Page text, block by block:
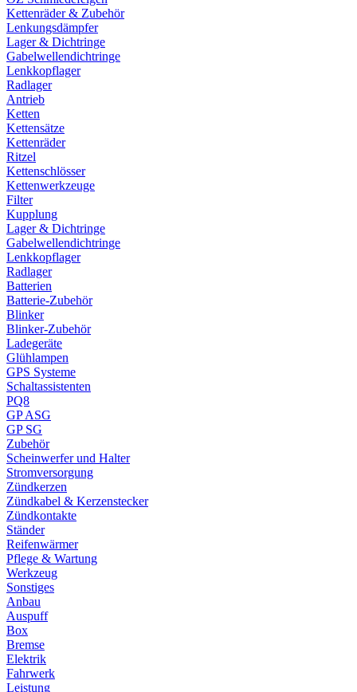
Kettenräder & Zubehör
Lenkungsdämpfer
Lager & Dichtringe
Gabelwellendichtringe
Lenkkopflager
Radlager
Antrieb
Ketten
Kettensätze
Kettenräder
Ritzel
Kettenschlösser
Kettenwerkzeuge
Filter
Kupplung
Lager & Dichtringe
Gabelwellendichtringe
Lenkkopflager
Radlager
Batterien
Batterie-Zubehör
Blinker
Blinker-Zubehör
Ladegeräte
Glühlampen
GPS Systeme
Schaltassistenten
PQ8
GP ASG
GP SG
Zubehör
Scheinwerfer und Halter
Stromversorgung
Zündkerzen
Zündkabel & Kerzenstecker
Zündkontakte
Ständer
Reifenwärmer
Pflege & Wartung
Werkzeug
Sonstiges
Anbau
Auspuff
Box
Bremse
Elektrik
Fahrwerk
Leistung